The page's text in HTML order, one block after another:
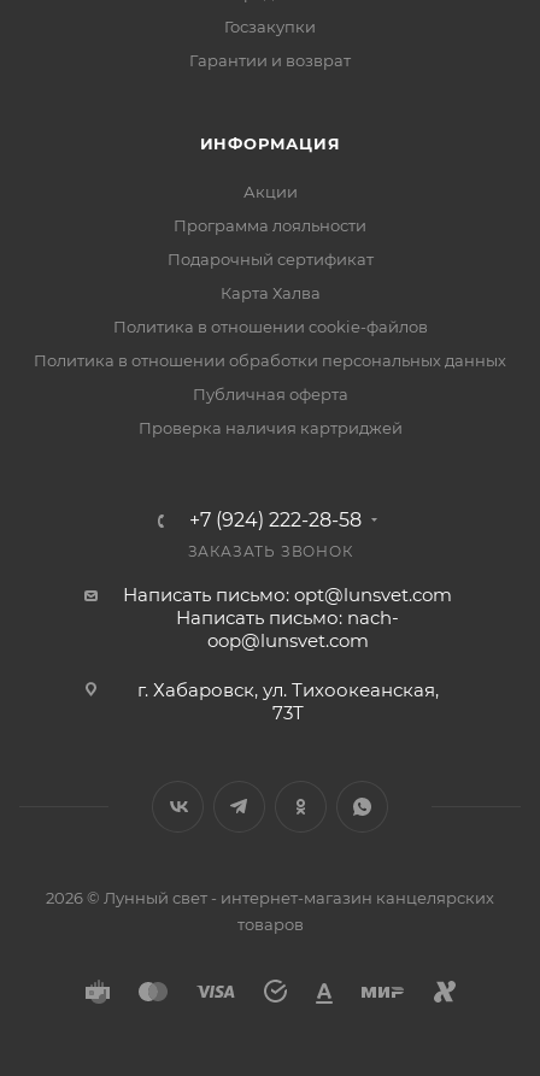
Госзакупки
Гарантии и возврат
ИНФОРМАЦИЯ
Акции
Программа лояльности
Подарочный сертификат
Карта Халва
Политика в отношении cookie-файлов
Политика в отношении обработки персональных данных
Публичная оферта
Проверка наличия картриджей
+7 (924) 222-28-58
ЗАКАЗАТЬ ЗВОНОК
Написать письмо: opt@lunsvet.com
Написать письмо: nach-
oop@lunsvet.com
г. Хабаровск, ул. Тихоокеанская,
73Т
2026 © Лунный свет - интернет-магазин канцелярских
товаров